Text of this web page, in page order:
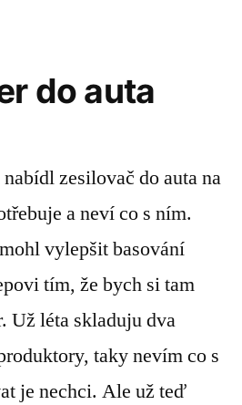
do auta
zesilovač do auta na
a neví co s ním.
vylepšit basování
tím, že bych si tam
Už léta skladuju dva
taky nevím co s
je nechci. Ale už teď